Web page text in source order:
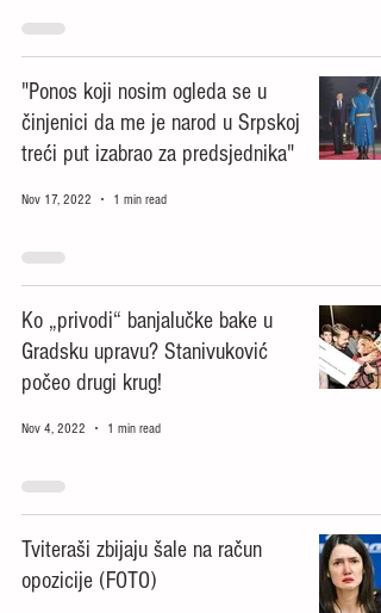
"Ponos koji nosim ogleda se u
činjenici da me je narod u Srpskoj
treći put izabrao za predsjednika"
Nov 17, 2022 1 min read
Ko „privodi“ banjalučke bake u
Gradsku upravu? Stanivuković
počeo drugi krug!
Nov 4, 2022 1 min read
Tviteraši zbijaju šale na račun
opozicije (FOTO)